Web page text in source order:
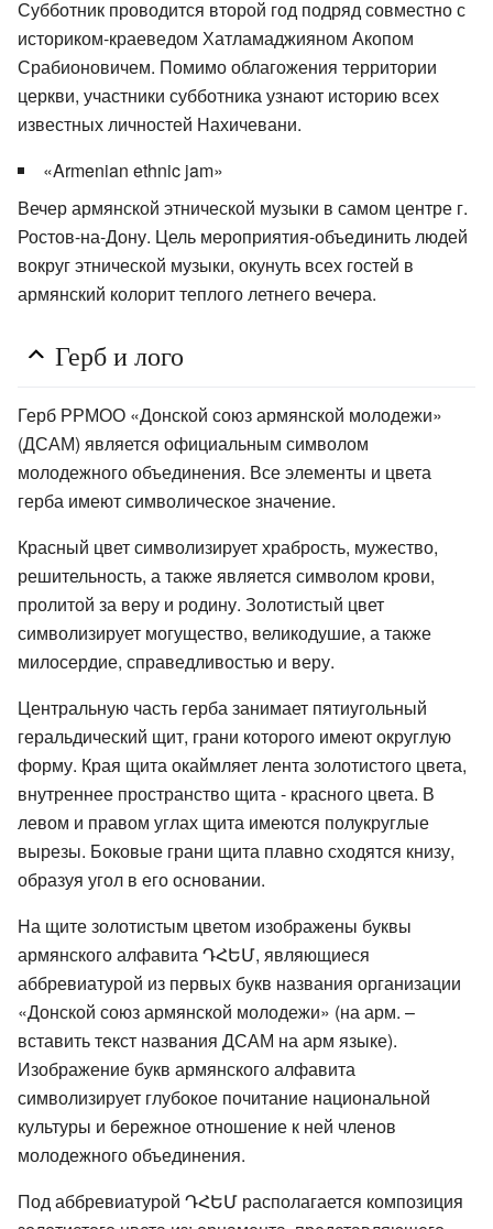
Субботник проводится второй год подряд совместно с
историком-краеведом Хатламаджияном Акопом
Срабионовичем. Помимо облагожения территории
церкви, участники субботника узнают историю всех
известных личностей Нахичевани.
«Armenian ethnic jam»
Вечер армянской этнической музыки в самом центре г.
Ростов-на-Дону. Цель мероприятия-объединить людей
вокруг этнической музыки, окунуть всех гостей в
армянский колорит теплого летнего вечера.
Герб и лого
Герб РРМОО «Донской союз армянской молодежи»
(ДСАМ) является официальным символом
молодежного объединения. Все элементы и цвета
герба имеют символическое значение.
Красный цвет символизирует храбрость, мужество,
решительность, а также является символом крови,
пролитой за веру и родину. Золотистый цвет
символизирует могущество, великодушие, а также
милосердие, справедливостью и веру.
Центральную часть герба занимает пятиугольный
геральдический щит, грани которого имеют округлую
форму. Края щита окаймляет лента золотистого цвета,
внутреннее пространство щита - красного цвета. В
левом и правом углах щита имеются полукруглые
вырезы. Боковые грани щита плавно сходятся книзу,
образуя угол в его основании.
На щите золотистым цветом изображены буквы
армянского алфавита ԴՀԵՄ, являющиеся
аббревиатурой из первых букв названия организации
«Донской союз армянской молодежи» (на арм. –
вставить текст названия ДСАМ на арм языке).
Изображение букв армянского алфавита
символизирует глубокое почитание национальной
культуры и бережное отношение к ней членов
молодежного объединения.
Под аббревиатурой ԴՀԵՄ располагается композиция